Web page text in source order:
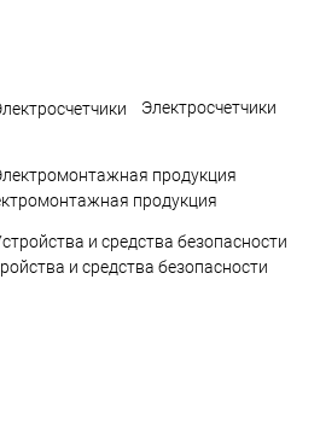
Электросчетчики
продукция
и средства безопасности